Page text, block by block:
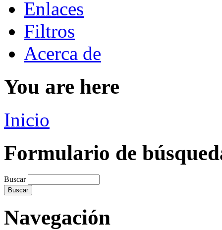
Enlaces
Filtros
Acerca de
You are here
Inicio
Formulario de
Buscar
Navegación